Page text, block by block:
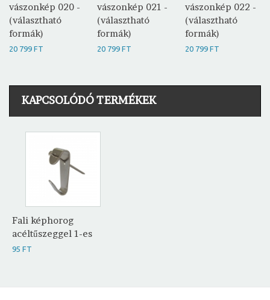
vászonkép 020 -
(választható
formák)
20 799 FT
vászonkép 021 -
(választható
formák)
20 799 FT
vászonkép 022 -
(választható
formák)
20 799 FT
KAPCSOLÓDÓ TERMÉKEK
Fali képhorog
acéltűszeggel 1-es
95 FT